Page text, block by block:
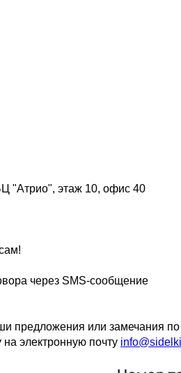
"Атрио", этаж 10, офис 40
через SMS-сообщение
предложения или замечания
электронную почту